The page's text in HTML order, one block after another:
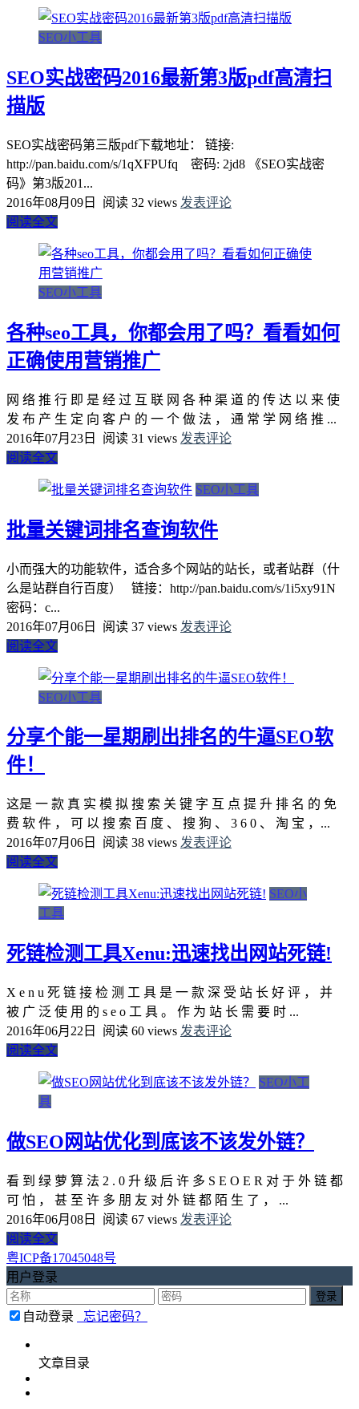
SEO小工具
SEO实战密码2016最新第3版pdf高清扫
描版
SEO实战密码第三版pdf下载地址： 链接:
http://pan.baidu.com/s/1qXFPUfq 密码: 2jd8 《SEO实战密
码》第3版201...
2016年08月09日
阅读 32 views 发表评论
阅读全文
SEO小工具
各种seo工具，你都会用了吗？看看如何
正确使用营销推广
网 络 推 行 即 是 经 过 互 联 网 各 种 渠 道 的 传 达 以 来 使
发 布 产 生 定 向 客 户 的 一 个 做 法 ， 通 常 学 网 络 推 ...
2016年07月23日
阅读 31 views 发表评论
阅读全文
SEO小工具
批量关键词排名查询软件
小而强大的功能软件，适合多个网站的站长，或者站群（什
么是站群自行百度） 链接：http://pan.baidu.com/s/1i5xy91N
密码：c...
2016年07月06日
阅读 37 views 发表评论
阅读全文
SEO小工具
分享个能一星期刷出排名的牛逼SEO软
件！
这是 一 款 真 实 模 拟 搜 索 关 键 字 互 点 提 升 排 名 的 免
费 软 件 ， 可 以 搜 索 百 度 、 搜 狗 、 3 6 0 、 淘 宝 ，...
2016年07月06日
阅读 38 views 发表评论
阅读全文
SEO小
工具
死链检测工具Xenu:迅速找出网站死链!
X e n u 死 链 接 检 测 工 具 是 一 款 深 受 站 长 好 评 ， 并
被 广 泛 使 用 的 s e o 工 具 。 作 为 站 长 需 要 时 ...
2016年06月22日
阅读 60 views 发表评论
阅读全文
SEO小工
具
做SEO网站优化到底该不该发外链？
看 到 绿 萝 算 法 2 . 0 升 级 后 许 多 S E O E R 对 于 外 链 都
可 怕 ， 甚 至 许 多 朋 友 对 外 链 都 陌 生 了 ， ...
2016年06月08日
阅读 67 views 发表评论
阅读全文
粤ICP备17045048号
用户登录
自动登录 忘记密码？
文章目录